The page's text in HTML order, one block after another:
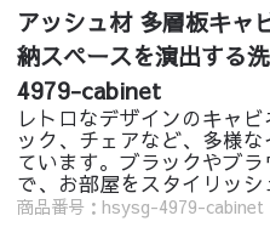
アッシュ材 多層板キャ
納スペースを演出する
4979-cabinet
レトロなデザインのキャ
ック、チェアなど、多様
ています。ブラックやブ
で、お部屋をスタイリッシ
商品番号：hsysg-4979-cabinet